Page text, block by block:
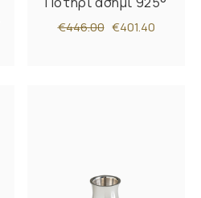
€446.00 €401.40